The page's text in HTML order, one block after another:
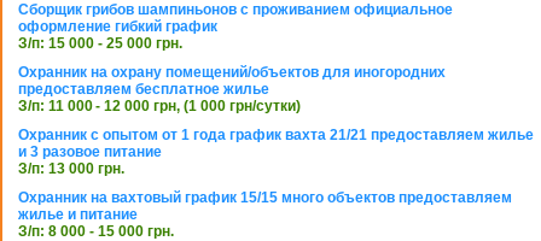
Сборщик грибов шампиньонов с проживанием официальное
оформление гибкий график
З/п: 15 000 - 25 000 грн.
Охранник на охрану помещений/объектов для иногородних
предоставляем бесплатное жилье
З/п: 11 000 - 12 000 грн, (1 000 грн/сутки)
Охранник с опытом от 1 года график вахта 21/21 предоставляем жилье
и 3 разовое питание
З/п: 13 000 грн.
Охранник на вахтовый график 15/15 много объектов предоставляем
жилье и питание
З/п: 8 000 - 15 000 грн.